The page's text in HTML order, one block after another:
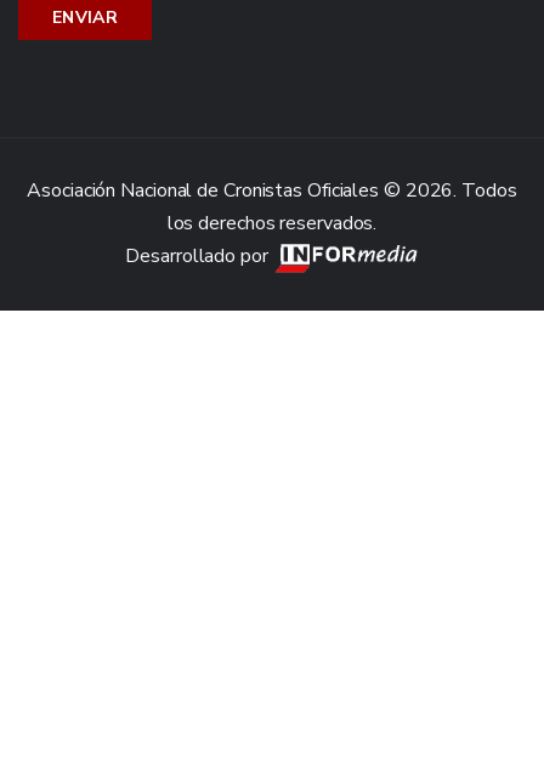
Asociación Nacional de Cronistas Oficiales © 2026. Todos
los derechos reservados.
Desarrollado por